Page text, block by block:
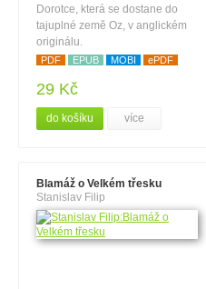
Dorotce, která se dostane do
tajuplné země Oz, v anglickém
originálu.
PDF EPUB MOBI ePDF
29 Kč
do košíku více
Blamáž o Velkém třesku
Stanislav Filip